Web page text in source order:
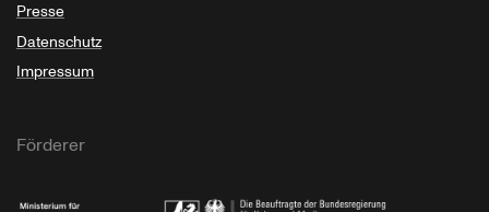
Presse
Datenschutz
Impressum
Förderer